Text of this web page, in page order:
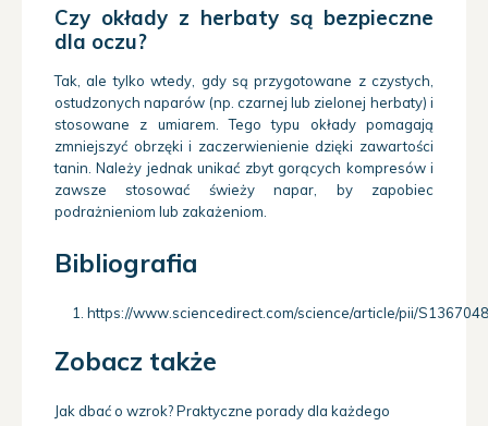
Czy okłady z herbaty są bezpieczne
dla oczu?
Tak, ale tylko wtedy, gdy są przygotowane z czystych,
ostudzonych naparów (np. czarnej lub zielonej herbaty) i
stosowane z umiarem. Tego typu okłady pomagają
zmniejszyć obrzęki i zaczerwienienie dzięki zawartości
tanin. Należy jednak unikać zbyt gorących kompresów i
zawsze stosować świeży napar, by zapobiec
podrażnieniom lub zakażeniom.
Bibliografia
https://www.sciencedirect.com/science/article/pii/
Zobacz także
Jak dbać o wzrok? Praktyczne porady dla każdego